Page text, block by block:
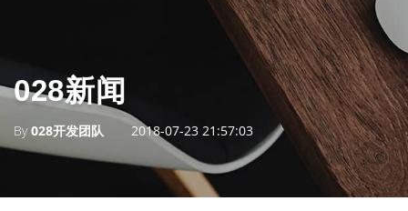
028新闻
By028开发团队 2018-07-23 21:57:03